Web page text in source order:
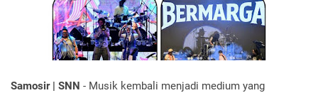
Samosir | SNN - Musik kembali menjadi medium yang